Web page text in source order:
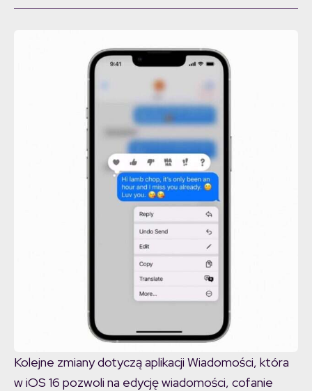
Kolejne zmiany dotyczą aplikacji Wiadomości, która
w iOS 16 pozwoli na edycję wiadomości, cofanie